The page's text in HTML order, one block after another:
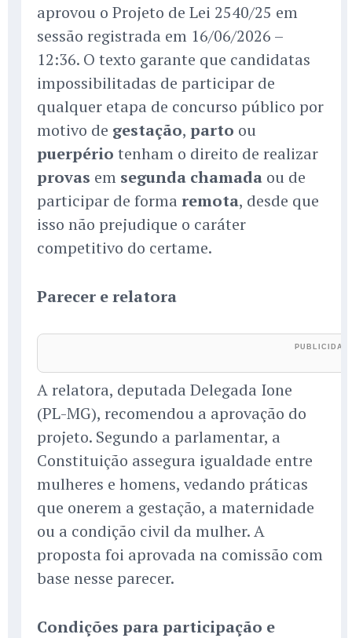
aprovou o Projeto de Lei 2540/25 em
sessão registrada em 16/06/2026 –
12:36. O texto garante que candidatas
impossibilitadas de participar de
qualquer etapa de concurso público por
motivo de gestação, parto ou
puerpério tenham o direito de realizar
provas em segunda chamada ou de
participar de forma remota, desde que
isso não prejudique o caráter
competitivo do certame.
Parecer e relatora
A relatora, deputada Delegada Ione
(PL-MG), recomendou a aprovação do
projeto. Segundo a parlamentar, a
Constituição assegura igualdade entre
mulheres e homens, vedando práticas
que onerem a gestação, a maternidade
ou a condição civil da mulher. A
proposta foi aprovada na comissão com
base nesse parecer.
Condições para participação e